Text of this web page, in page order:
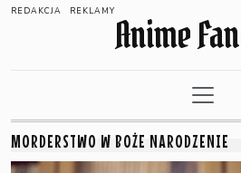
REDAKCJA REKLAMY
Anime
MORDERSTWO W BOŻE NARODZENIE